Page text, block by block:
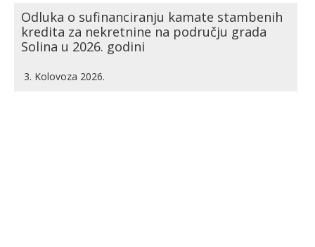
Odluka o sufinanciranju kamate stambenih
kredita za nekretnine na području grada
Solina u 2026. godini
3. Kolovoza 2026.